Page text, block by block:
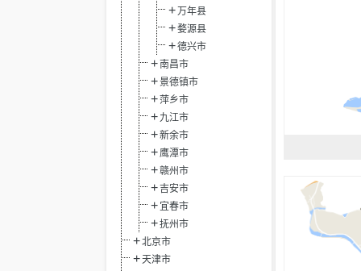
万年县
婺源县
德兴市
南昌市
景德镇市
萍乡市
九江市
新余市
鹰潭市
赣州市
吉安市
宜春市
抚州市
北京市
天津市